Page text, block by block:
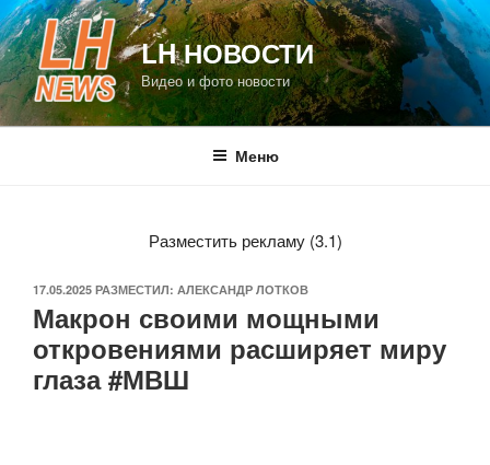
Перейти
к
содержимому
LH НОВОСТИ
Видео и фото новости
Меню
Разместить рекламу (3.1)
ОПУБЛИКОВАНО
17.05.2025 РАЗМЕСТИЛ: АЛЕКСАНДР ЛОТКОВ
Макрон своими мощными
откровениями расширяет миру
глаза #МВШ